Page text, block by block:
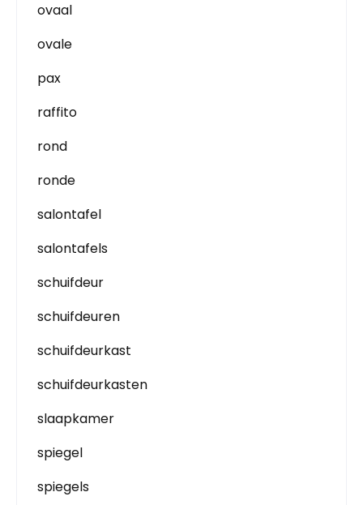
ovaal
ovale
pax
raffito
rond
ronde
salontafel
salontafels
schuifdeur
schuifdeuren
schuifdeurkast
schuifdeurkasten
slaapkamer
spiegel
spiegels